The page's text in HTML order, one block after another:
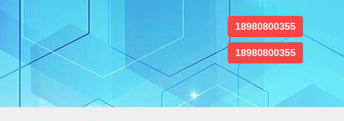
18980800355
18980800355